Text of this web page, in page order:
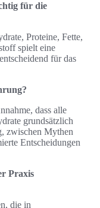
für die
Proteine, Fette,
spielt eine
für das
dass alle
grundsätzlich
zwischen Mythen
Entscheidungen
Praxis
die in